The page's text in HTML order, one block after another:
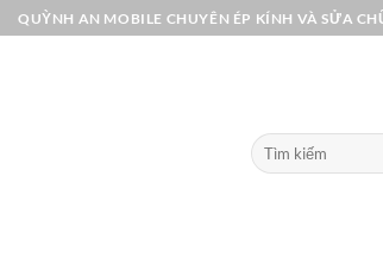
Bỏ
qua
QUỲNH AN MOBILE CHUYÊN ÉP KÍNH VÀ SỬA
Tìm
kiếm: